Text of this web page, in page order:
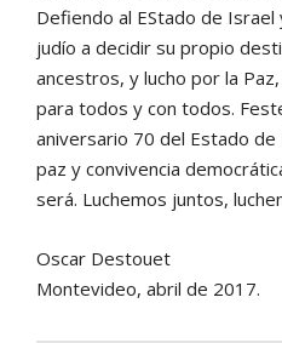
Defiendo al EStado de
judío a decidir su propio
ancestros, y lucho por la
para todos y con todos.
aniversario 70 del Estado de
paz y convivencia
será. Luchemos juntos,
Oscar Destouet
Montevideo, abril de 2017.